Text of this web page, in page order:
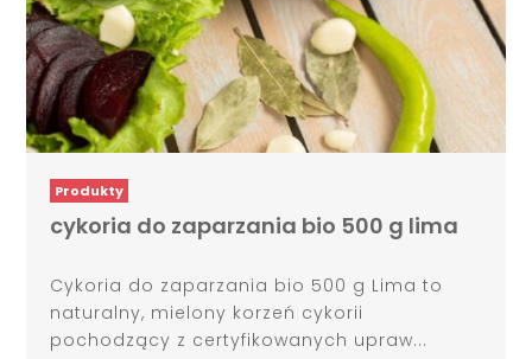
Produkty
cykoria do zaparzania bio 500 g lima
Cykoria do zaparzania bio 500 g Lima to
naturalny, mielony korzeń cykorii
pochodzący z certyfikowanych upraw...